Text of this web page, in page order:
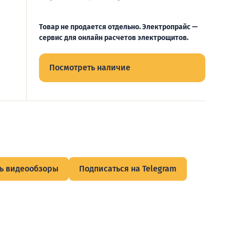
Товар не продается отдельно. Электропрайс —
сервис для онлайн расчетов электрощитов.
Посмотреть наличие
видеообзоры Подписаться на Telegram